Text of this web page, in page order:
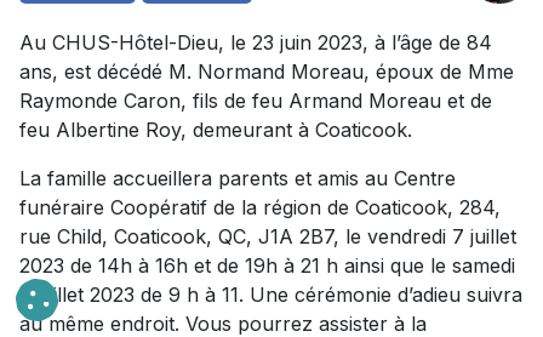
Au CHUS-Hôtel-Dieu, le 23 juin 2023, à l’âge de 84
ans, est décédé M. Normand Moreau, époux de Mme
Raymonde Caron, fils de feu Armand Moreau et de
feu Albertine Roy, demeurant à Coaticook.
La famille accueillera parents et amis au Centre
funéraire Coopératif de la région de Coaticook, 284,
rue Child, Coaticook, QC, J1A 2B7, le vendredi 7 juillet
2023 de 14h à 16h et de 19h à 21 h ainsi que le samedi
8 juillet 2023 de 9 h à 11. Une cérémonie d’adieu suivra
au même endroit. Vous pourrez assister à la